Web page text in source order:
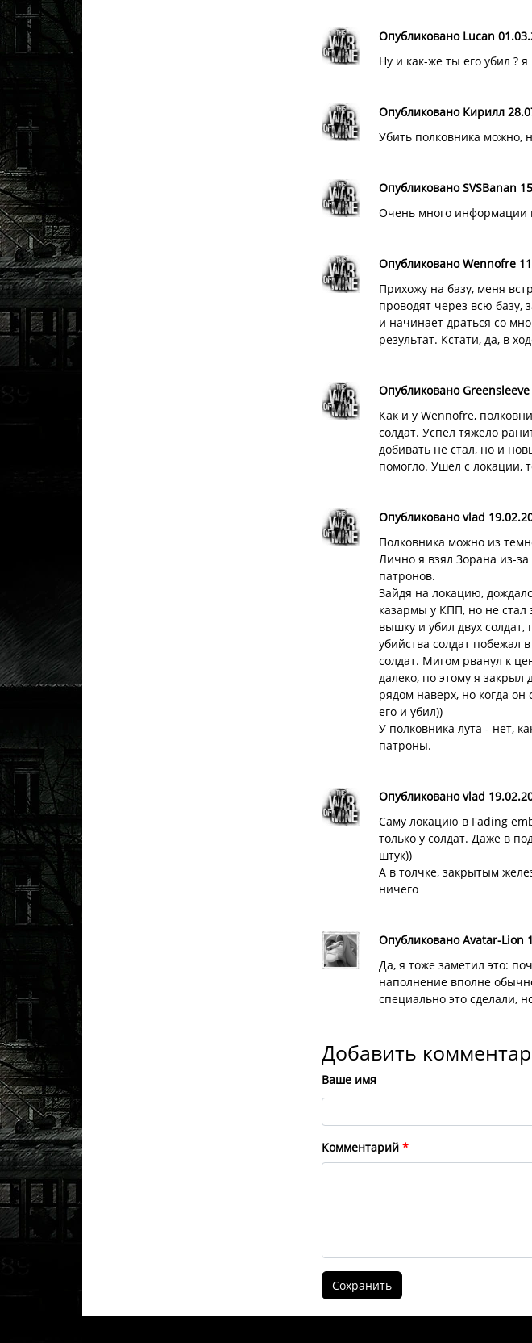
Опубликовано Lucan
Ну и как-же ты его убил ?
Опубликовано Кирилл
Убить полковника можно,
Опубликовано SVSBanan
Очень много информации
Опубликовано Wennofre
Прихожу на базу, меня
проводят через всю базу,
и начинает драться со
результат. Кстати, да, в
Опубликовано Greensleeve
Как и у Wennofre,
солдат. Успел тяжело
добивать не стал, но и
помогло. Ушел с локации,
Опубликовано vlad
Полковника можно из
Лично я взял Зорана из-
патронов.
Зайдя на локацию,
казармы у КПП, но не стал
вышку и убил двух
убийства солдат побежал
солдат. Мигом рванул к
далеко, по этому я закрыл
рядом наверх, но когда
его и убил))
У полковника лута - нет,
патроны.
Опубликовано vlad
Саму локацию в Fading
только у солдат. Даже в
штук))
А в толчке, закрытым
ничего
Опубликовано Avatar-Lion
Да, я тоже заметил это:
наполнение вполне
специально это сделали,
Добавить
Ваше имя
Комментарий